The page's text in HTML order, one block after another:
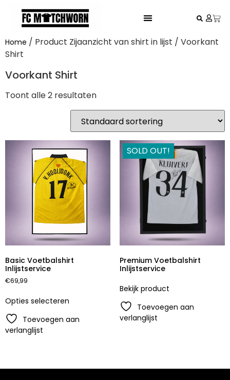
Home / Product Zijaanzicht van shirt in lijst / Voorkant
Shirt
Voorkant Shirt
Toont alle 2 resultaten
Basic Voetbalshirt
Inlijstservice
€69,99
Opties selecteren
Toevoegen aan
verlanglijst
SOLD OUT!
Premium Voetbalshirt
Inlijstservice
Bekijk product
Toevoegen aan
verlanglijst